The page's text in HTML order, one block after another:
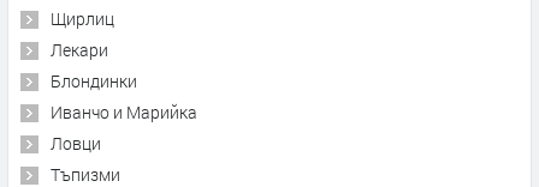
Щирлиц
Лекари
Блондинки
Иванчо и Марийка
Ловци
Тъпизми